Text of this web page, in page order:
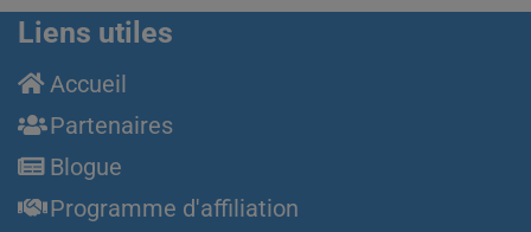
Liens utiles
Accueil
Partenaires
Blogue
Programme d'affiliation